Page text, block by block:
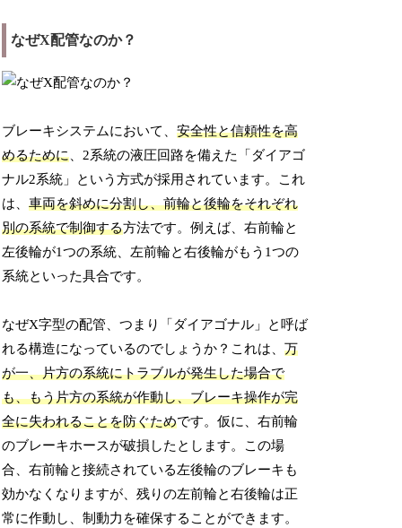
なぜX配管なのか？
ブレーキシステムにおいて、安全性と信頼性を高
めるために 、2系統の液圧回路を備えた「ダイアゴ
ナル2系統」という方式が採用されています。これ
は、車両を斜めに分割し、前輪と後輪をそれぞれ
別の系統で制御する方法です。例えば、右前輪と
左後輪が1つの系統、左前輪と右後輪がもう1つの
系統といった具合です。
なぜX字型の配管、つまり「ダイアゴナル」と呼ば
れる構造になっているのでしょうか？これは、万
が一、片方の系統にトラブルが発生した場合で
も、もう片方の系統が作動し、ブレーキ操作が完
全に失われることを防ぐためです。仮に、右前輪
のブレーキホースが破損したとします。この場
合、右前輪と接続されている左後輪のブレーキも
効かなくなりますが、残りの左前輪と右後輪は正
常に作動し、制動力を確保することができます。